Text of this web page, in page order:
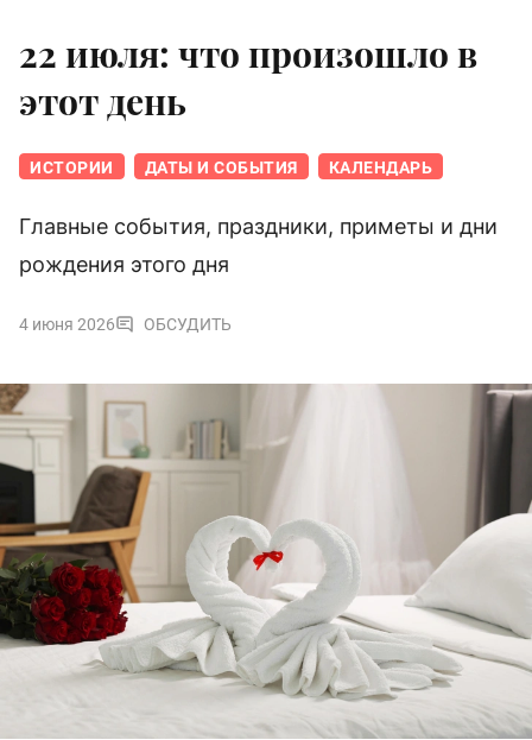
22 июля: что произошло в
этот день
ИСТОРИИ ДАТЫ И СОБЫТИЯ КАЛЕНДАРЬ
Главные события, праздники, приметы и дни
рождения этого дня
4 июня 2026 ОБСУДИТЬ